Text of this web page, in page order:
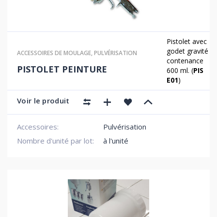
ACCESSOIRES DE MOULAGE,PULVÉRISATION
PISTOLET PEINTURE
Pistolet avec
godet gravité
contenance
600 ml. (PIS
E01)
Voir le produit
Accessoires:
Pulvérisation
Nombre d'unité par lot:
à l'unité